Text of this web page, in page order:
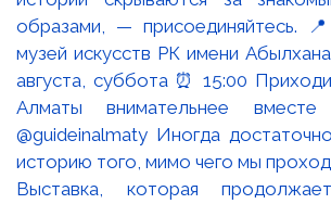
Выставка, которая